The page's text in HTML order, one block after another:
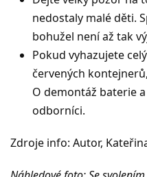
nedostaly malé děti.
bohužel není až tak
Pokud vyhazujete
červených
O demontáž baterie
odborníci.
Zdroje info: Autor,